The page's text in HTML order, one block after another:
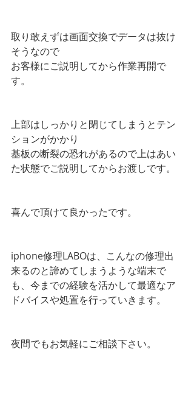
取り敢えずは画面交換でデータは抜け
そうなので
お客様にご説明してから作業再開で
す。
上部はしっかりと閉じてしまうとテン
ションがかかり
基板の断裂の恐れがあるので上はあい
た状態でご説明してからお渡しです。
喜んで頂けて良かったです。
iphone修理LABOは、こんなの修理出
来るのと諦めてしまうような端末で
も、今までの経験を活かして最適なア
ドバイスや処置を行っていきます。
夜間でもお気軽にご相談下さい。